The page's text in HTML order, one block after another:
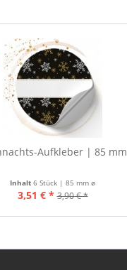
Aufkleber | 85 mm
Inhalt6 Stück | 85 mm ø
3,51 € * 3,90 € *